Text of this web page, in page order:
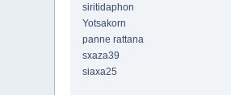
siritidaphon
Yotsakorn
panne rattana
sxaza39
siaxa25